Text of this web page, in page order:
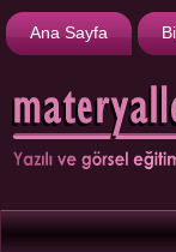
Ana Sayfa